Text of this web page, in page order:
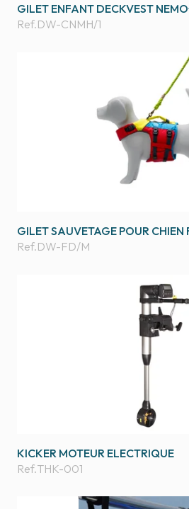
GILET ENFANT DECKVEST
Ref.DW-CNMH/1
GILET SAUVETAGE POUR CHIEN
Ref.DW-FD/M
KICKER MOTEUR ELECTRIQUE
Ref.THK-001